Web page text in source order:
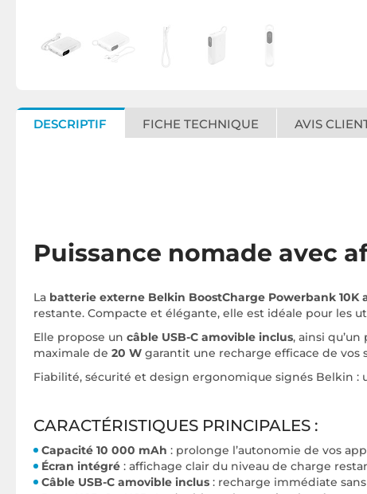
DESCRIPTIF FICHE TECHNIQUE AVIS
Puissance nomade avec
La batterie externe Belkin BoostCharge Powerbank 10K
restante. Compacte et élégante, elle est idéale pour les
Elle propose un câble USB-C amovible inclus, ainsi
maximale de 20 W garantit une recharge efficace de vos
Fiabilité, sécurité et design ergonomique signés Belkin :
CARACTÉRISTIQUES PRINCIPALES :
Capacité 10 000 mAh : prolonge l’autonomie de vos
Écran intégré : affichage clair du niveau de charge
Câble USB-C amovible inclus : recharge immédiate